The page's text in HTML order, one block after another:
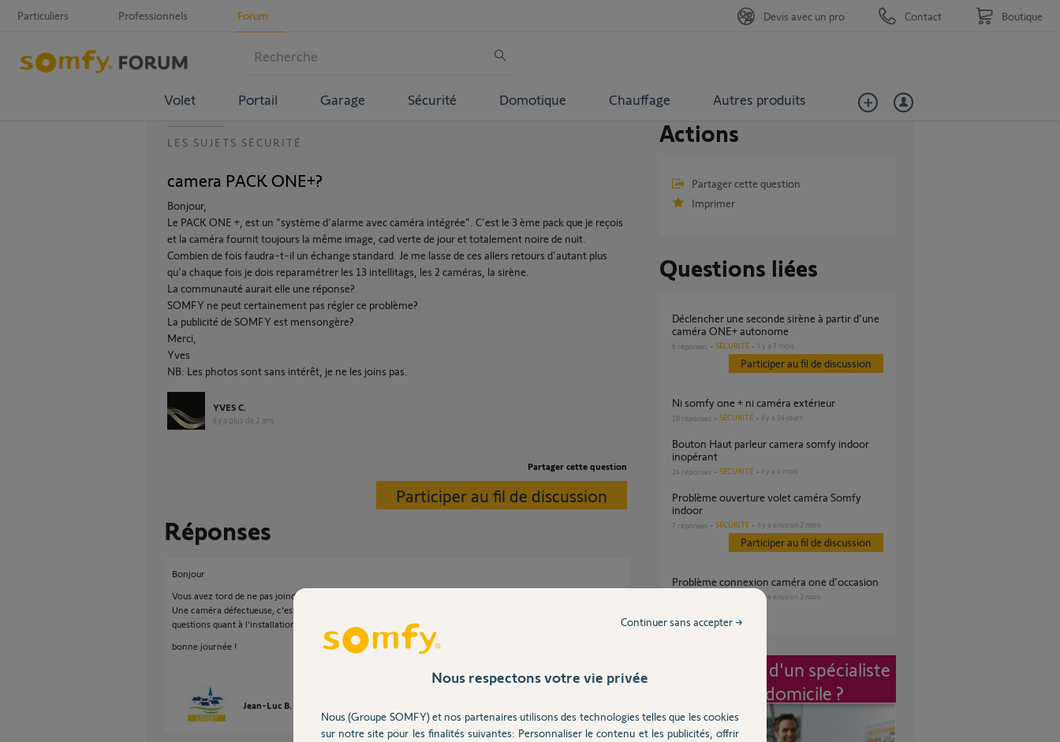
Particuliers Professionnels Forum
Volet Portail Garage Sécurité Domotique Chauffage Autres produits
Devis avec un pro Contact Boutique
LES SUJETS SÉCURITÉ
camera PACK ONE+?
Bonjour,
Le PACK ONE +, est un "système d'alarme avec caméra intégrée". C'est le 3 ème pack que je reçois
et la caméra fournit toujours la même image, cad verte de jour et totalement noire de nuit.
Combien de fois faudra-t-il un échange standard. Je me lasse de ces allers retours d'autant plus
qu'a chaque fois je dois reparamétrer les 13 intellitags, les 2 caméras, la sirène.
La communauté aurait elle une réponse?
SOMFY ne peut certainement pas régler ce problème?
La publicité de SOMFY est mensongère?
Merci,
Yves
NB: Les photos sont sans intérêt, je ne les joins pas.
YVES C.
il y a plus de 2 ans
Partager cette question
Participer au fil de discussion
Réponses
Bonjour
Vous avez tord de ne pas joindre les photos.
Une caméra défectueuse, c'est du déjà vu ici, mais 3 d'affilé, on est en droit de se poser des
questions quant à l'installation !
bonne journée !
Jean-Luc B.
Actions
Partager cette question
Imprimer
Questions liées
Déclencher une seconde sirène à partir d'une
caméra ONE+ autonome
6 réponses SÉCURITÉ il y a 7 mois
Participer au fil de discussion
Ni somfy one + ni caméra extérieur
10 réponses SÉCURITÉ il y a 14 jours
Bouton Haut parleur camera somfy indoor
inopérant
24 réponses SÉCURITÉ il y a 4 mois
Problème ouverture volet caméra Somfy
indoor
7 réponses SÉCURITÉ il y a environ 2 mois
Participer au fil de discussion
Problème connexion caméra one d'occasion
il y a environ 2 mois
Intervention d'un spécialiste
à mon domicile ?
Nous respectons votre vie privée
Nous (Groupe SOMFY) et nos partenaires utilisons des technologies telles que les cookies
sur notre site pour les finalités suivantes: Personnaliser le contenu et les publicités, offrir
Continuer sans accepter →